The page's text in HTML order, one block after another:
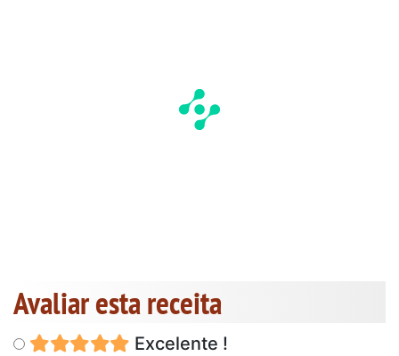
Avaliar esta receita
Excelente !